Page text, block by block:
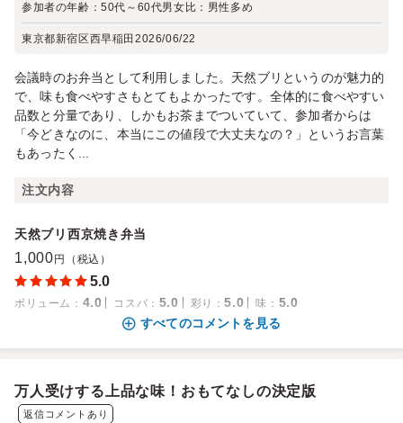
参加者の年齢：50代～60代男女比： 男性多め
東京都新宿区西早稲田 2026/06/22
会議時のお弁当として利用しました。天然ブリというのが魅力的
で、味も食べやすさもとてもよかったです。全体的に食べやすい
品数と分量であり、しかもお茶までついていて、参加者からは
「今どきなのに、本当にこの値段で大丈夫なの？」というお言葉
もあったく...
注文内容
天然ブリ西京焼き弁当
1,000 円（税込）
5.0
ボリューム ： 4.0 コスパ ： 5.0 彩り ：5.0 味 ： 5.0
すべてのコメントを見る
万人受けする上品な味！おもてなしの決定版
返信コメントあり